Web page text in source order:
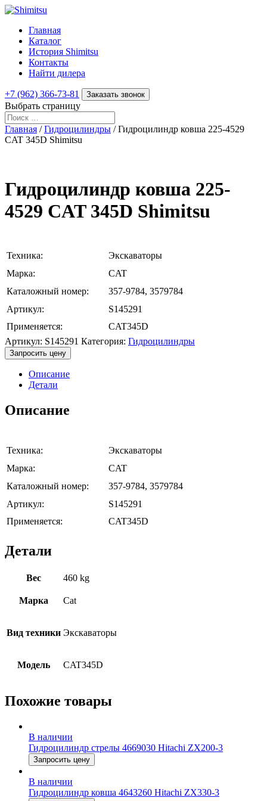
Главная
Каталог
История Shimitsu
Контакты
Найти дилера
+7 (962) 366-73-81 Заказать звонок
Выбрать страницу
Главная /Гидроцилиндры / Гидроцилиндр ковша 225-4529
CAT 345D Shimitsu
Гидроцилиндр ковша 225-
4529 CAT 345D Shimitsu
Техника:
Экскаваторы
Марка:
CAT
Каталожный номер:
357-9784, 3579784
Артикул:
S145291
Применяется:
CAT345D
Артикул: S145291 Категория: Гидроцилиндры
Запросить цену
Описание
Детали
Описание
Техника:
Экскаваторы
Марка:
CAT
Каталожный номер:
357-9784, 3579784
Артикул:
S145291
Применяется:
CAT345D
Детали
Вес 460 kg
Марка Cat
Вид техники Экскаваторы
Модель CAT345D
Похожие товары
В наличии
Гидроцилиндр стрелы 4669030 Hitachi ZX200-3
Запросить цену
В наличии
Гидроцилиндр ковша 4643260 Hitachi ZX330-3